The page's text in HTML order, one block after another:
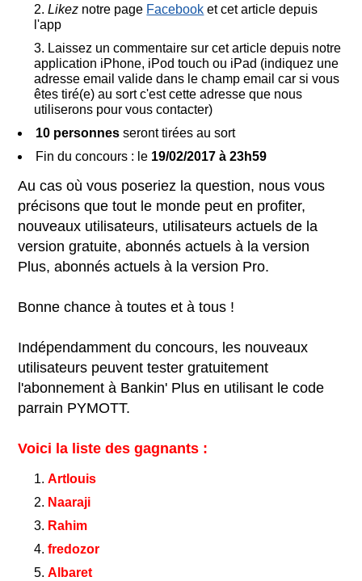
Likez notre page Facebook et cet article depuis
l'app
Laissez un commentaire sur cet article depuis notre
application iPhone, iPod touch ou iPad (indiquez une
adresse email valide dans le champ email car si vous
êtes tiré(e) au sort c'est cette adresse que nous
utiliserons pour vous contacter)
10 personnes seront tirées au sort
Fin du concours : le 19/02/2017 à 23h59
Au cas où vous poseriez la question, nous vous
précisons que tout le monde peut en profiter,
nouveaux utilisateurs, utilisateurs actuels de la
version gratuite, abonnés actuels à la version
Plus, abonnés actuels à la version Pro.
Bonne chance à toutes et à tous !
Indépendamment du concours, les nouveaux
utilisateurs peuvent tester gratuitement
l'abonnement à Bankin' Plus en utilisant le code
parrain PYMOTT.
Voici la liste des gagnants :
Artlouis
Naaraji
Rahim
fredozor
Albaret